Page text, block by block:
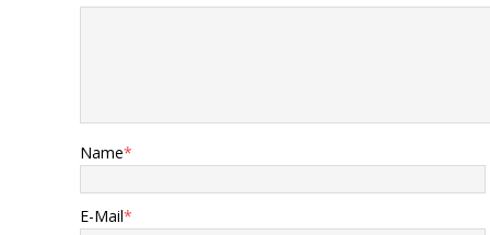
Name*
E-Mail*